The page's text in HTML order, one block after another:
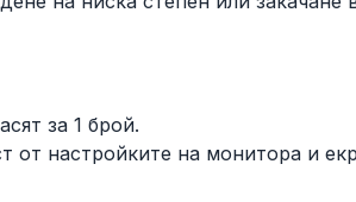
за 1 брой.
от настройките на монитора и